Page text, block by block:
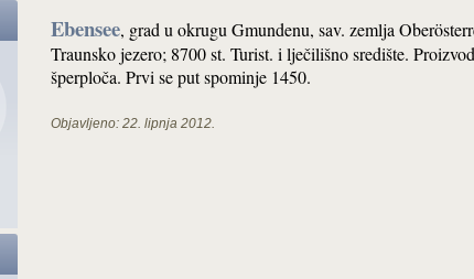
Ebensee, grad u okrugu Gmundenu, sav. zemlja
Traunsko jezero; 8700 st. Turist. i lječilišno središte.
šperploča. Prvi se put spominje 1450.
Objavljeno: 22. lipnja 2012.